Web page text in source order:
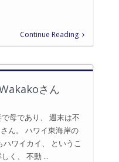
Continue Reading
さん
母であり、 週末は不
ん。 ハワイ東海岸の
ワイカイ、 というこ
く、 不動 ...